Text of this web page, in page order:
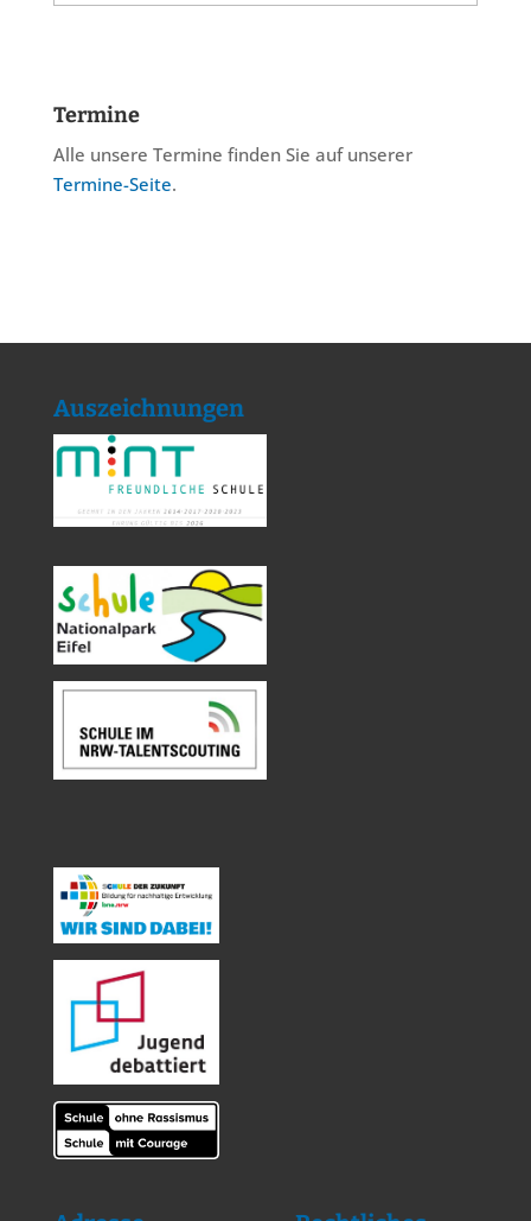
Termine
Alle unsere Termine finden Sie auf unserer
Termine-Seite.
Auszeichnungen